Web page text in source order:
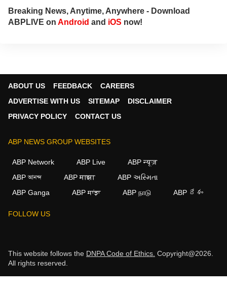
Breaking News, Anytime, Anywhere - Download
ABPLIVE on Android and iOS now!
ABOUT US FEEDBACK
CAREERS
ADVERTISE WITH US
SITEMAP
DISCLAIMER
PRIVACY POLICY
CONTACT US
ABP NEWS GROUP WEBSITES
ABP Network ABP Live
ABP न्यूज़
ABP আনন্দ
ABP माझा
ABP અસ્મિતા
ABP Ganga
ABP ਸਾਂਝਾ ABP நாடு ABP దేశం
FOLLOW US
This website follows the DNPA Code of Ethics. Copyright@2026.
All rights reserved.